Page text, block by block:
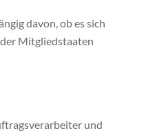
davon, ob es sich
Mitgliedstaaten
und